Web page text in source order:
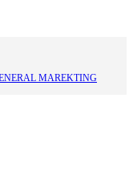
MAREKTING